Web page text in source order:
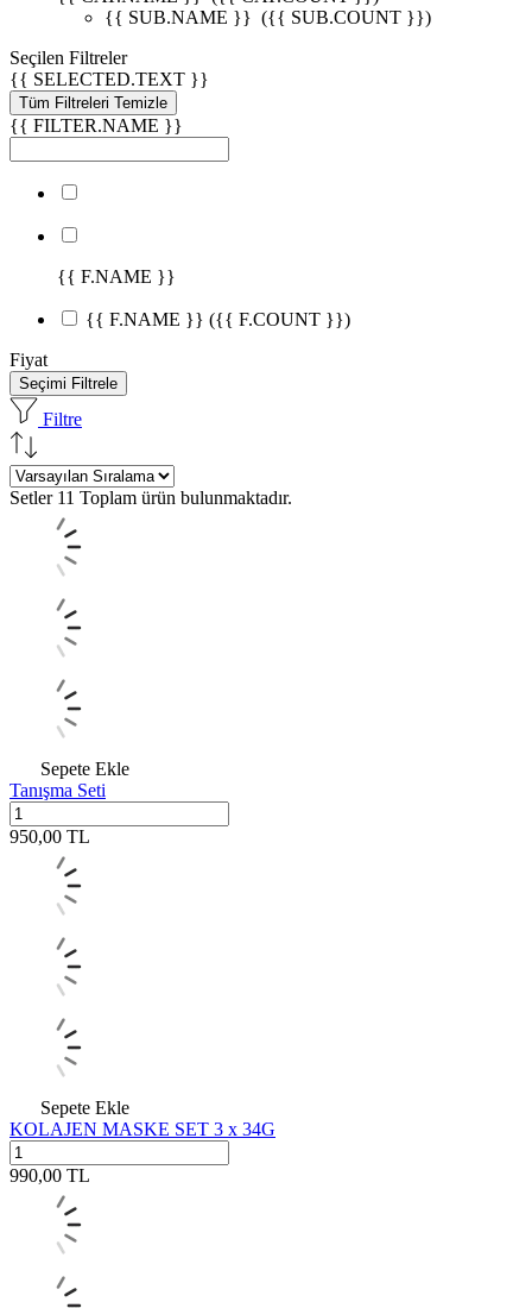
{{ SUB.NAME }} ({{ SUB.COUNT }})
Seçilen Filtreler
{{ SELECTED.TEXT }}
Tüm Filtreleri Temizle
{{ FILTER.NAME }}
{{ F.NAME }}
{{ F.NAME }} ({{ F.COUNT }})
Fiyat
Seçimi Filtrele
Filtre
Setler 11 Toplam ürün bulunmaktadır.
Sepete Ekle
Tanışma Seti
950,00 TL
Sepete Ekle
KOLAJEN MASKE SET 3 x 34G
990,00 TL